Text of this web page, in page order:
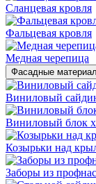
Сланцевая кровля
Фальцевая кровля
Медная черепица
Фасадные
Виниловый
Виниловый блок
Козырьки над
Заборы из